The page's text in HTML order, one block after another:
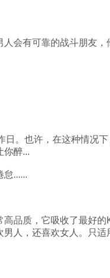
会有可靠的战斗朋友
。也许，在这种情况
你醉...
怠......
品质，它吸收了最好
人，还喜欢女人。只